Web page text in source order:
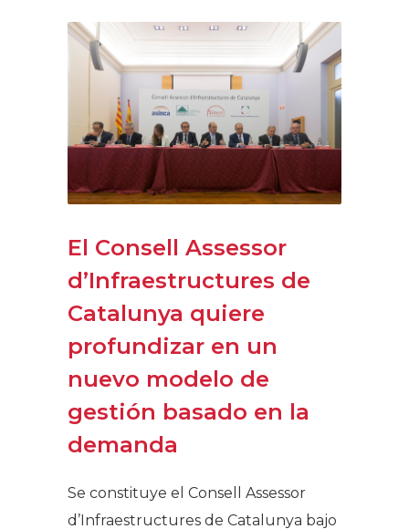
El Consell Assessor
d’Infraestructures de
Catalunya quiere
profundizar en un
nuevo modelo de
gestión basado en la
demanda
Se constituye el Consell Assessor
d’Infraestructures de Catalunya bajo